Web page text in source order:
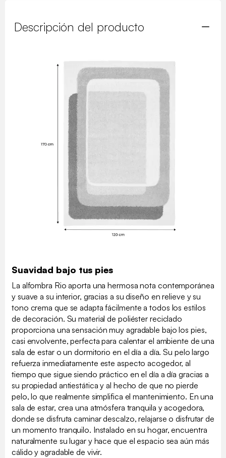
Descripción del producto
Suavidad bajo tus pies
La alfombra Rio aporta una hermosa nota contemporánea
y suave a su interior, gracias a su diseño en relieve y su
tono crema que se adapta fácilmente a todos los estilos
de decoración. Su material de poliéster reciclado
proporciona una sensación muy agradable bajo los pies,
casi envolvente, perfecta para calentar el ambiente de una
sala de estar o un dormitorio en el día a día. Su pelo largo
refuerza inmediatamente este aspecto acogedor, al
tiempo que sigue siendo práctico en el día a día gracias a
su propiedad antiestática y al hecho de que no pierde
pelo, lo que realmente simplifica el mantenimiento. En una
sala de estar, crea una atmósfera tranquila y acogedora,
donde se disfruta caminar descalzo, relajarse o disfrutar de
un momento tranquilo. Instalado en su hogar, encuentra
naturalmente su lugar y hace que el espacio sea aún más
cálido y agradable de vivir.